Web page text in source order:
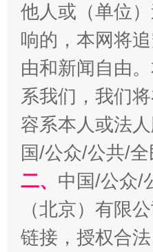
他人或（单位
响的，本网将
由和新闻自由
系我们，我们
容系本人或法
国/公众/公共/
二、 中国/公众/
（北京）有限
链接，授权合